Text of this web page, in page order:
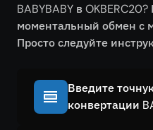
BABYBABY в
моментальный обмен с
Просто следуйте
Введите
конвертации